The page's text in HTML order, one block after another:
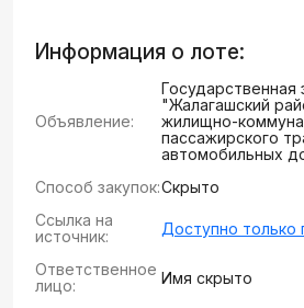
Информация о лоте:
Объявление:
Государственная
"Жалагашский
жилищно-
пассажирского
автомобильных
Способ закупок:Скрыто
Ссылка на
источник:
Доступно только
Ответственное
лицо:
Имя скрыто